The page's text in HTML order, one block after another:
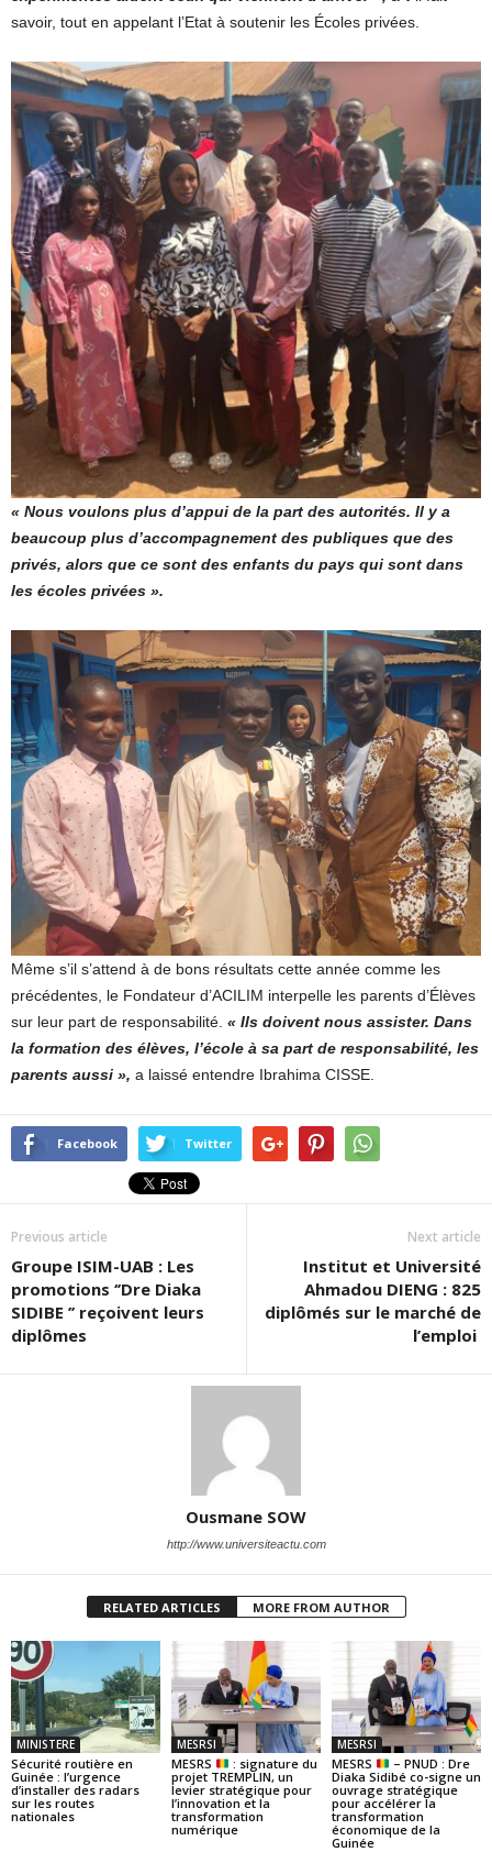
savoir, tout en appelant l’Etat à soutenir les Écoles privées.
« Nous voulons plus d’appui de la part des autorités. Il y a
beaucoup plus d’accompagnement des publiques que des
privés, alors que ce sont des enfants du pays qui sont dans
les écoles privées ».
Même s’il s’attend à de bons résultats cette année comme les
précédentes, le Fondateur d’ACILIM interpelle les parents d’Élèves
sur leur part de responsabilité. « Ils doivent nous assister. Dans
la formation des élèves, l’école à sa part de responsabilité, les
parents aussi », a laissé entendre Ibrahima CISSE.
Facebook Twitter
Previous article
Groupe ISIM-UAB : Les
promotions ‘’Dre Diaka
SIDIBE ’’ reçoivent leurs
diplômes
Next article
Institut et Université
Ahmadou DIENG : 825
diplômés sur le marché de
l’emploi
Ousmane SOW
http://www.universiteactu.com
RELATED ARTICLES MORE FROM AUTHOR
MINISTERE
Sécurité routière en
Guinée : l’urgence
d’installer des radars
sur les routes
nationales
MESRSI
MESRS
: signature du
projet TREMPLIN, un
levier stratégique pour
l’innovation et la
transformation
numérique
MESRSI
MESRS
– PNUD : Dre
Diaka Sidibé co-signe un
ouvrage stratégique
pour accélérer la
transformation
économique de la
Guinée